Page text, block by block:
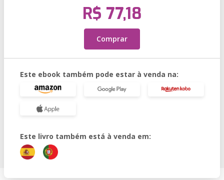
R$ 77,18
Comprar
Este ebook também pode estar à venda na:
Este livro também está à venda em: